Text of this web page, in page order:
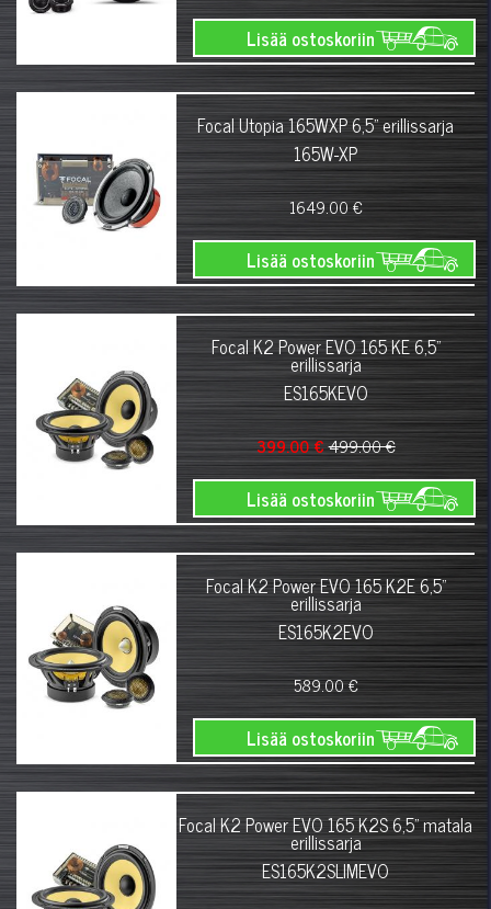
Lisää ostoskoriin
Focal Utopia 165WXP 6,5" erillissarja
165W-XP
1649.00 €
Lisää ostoskoriin
Focal K2 Power EVO 165 KE 6,5"
erillissarja
ES165KEVO
399.00 €499.00 €
Lisää ostoskoriin
Focal K2 Power EVO 165 K2E 6,5"
erillissarja
ES165K2EVO
589.00 €
Lisää ostoskoriin
Focal K2 Power EVO 165 K2S 6,5" matala
erillissarja
ES165K2SLIMEVO